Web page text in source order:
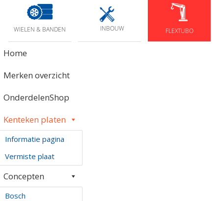
WIELEN & BANDEN INBOUW FLEXTUBO
Home
Merken overzicht
OnderdelenShop
Kenteken platen
Informatie pagina
Vermiste plaat
Concepten
Bosch